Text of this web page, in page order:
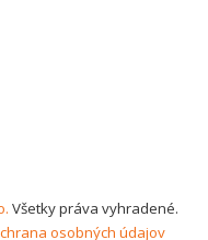
Všetky práva vyhradené.
osobných údajov